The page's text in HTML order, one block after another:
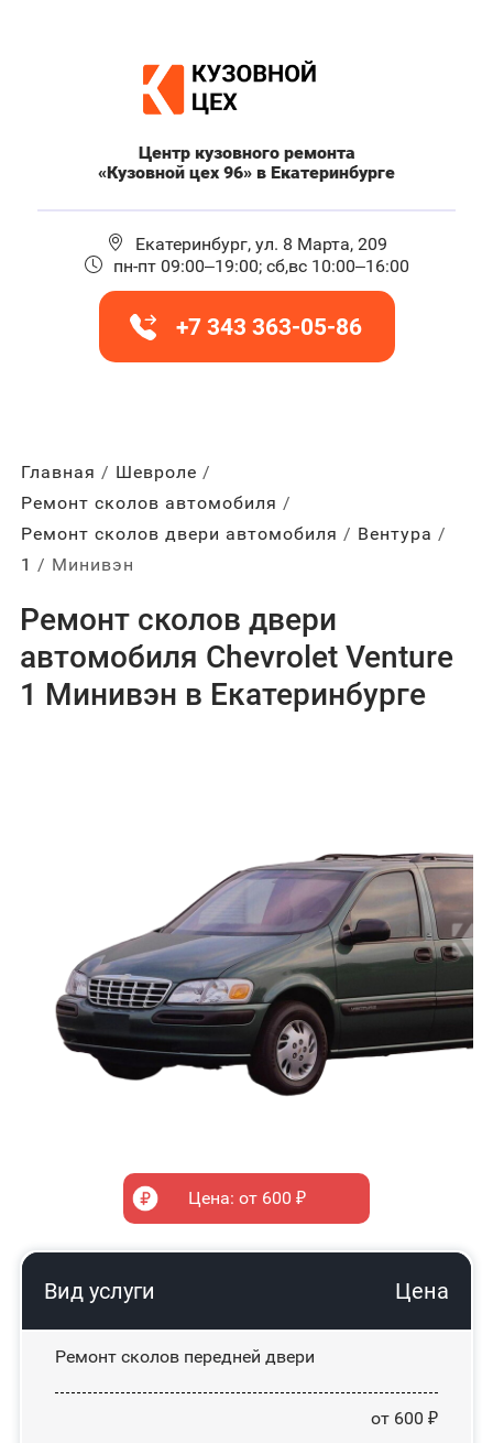
Центр кузовного ремонта
«Кузовной цех 96» в Екатеринбурге
Екатеринбург, ул. 8 Марта, 209
пн-пт 09:00–19:00; сб,вс 10:00–16:00
+7 343 363-05-86
Главная
Шевроле
Ремонт сколов автомобиля
Ремонт сколов двери автомобиля
Вентура
1
Минивэн
Ремонт сколов двери
автомобиля Chevrolet Venture
1 Минивэн в Екатеринбурге
Цена: от 600 ₽
Вид услуги Цена
Ремонт сколов передней двери
от 600 ₽